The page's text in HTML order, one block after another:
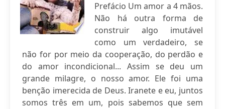
Prefácio Um amor a 4 mãos.
Não há outra forma de
construir algo imutável
como um verdadeiro, se
não for por meio da cooperação, do perdão e
do amor incondicional... Assim se deu um
grande milagre, o nosso amor. Ele foi uma
benção imerecida de Deus. Iranete e eu, juntos
somos três em um, pois sabemos que sem